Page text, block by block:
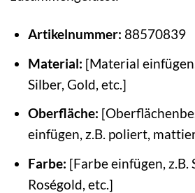
Artikelnummer: 88570839
Material: [Material
Silber, Gold, etc.]
Oberfläche:
einfügen, z.B. poliert,
Farbe: [Farbe einfügen, z.B.
Roségold, etc.]